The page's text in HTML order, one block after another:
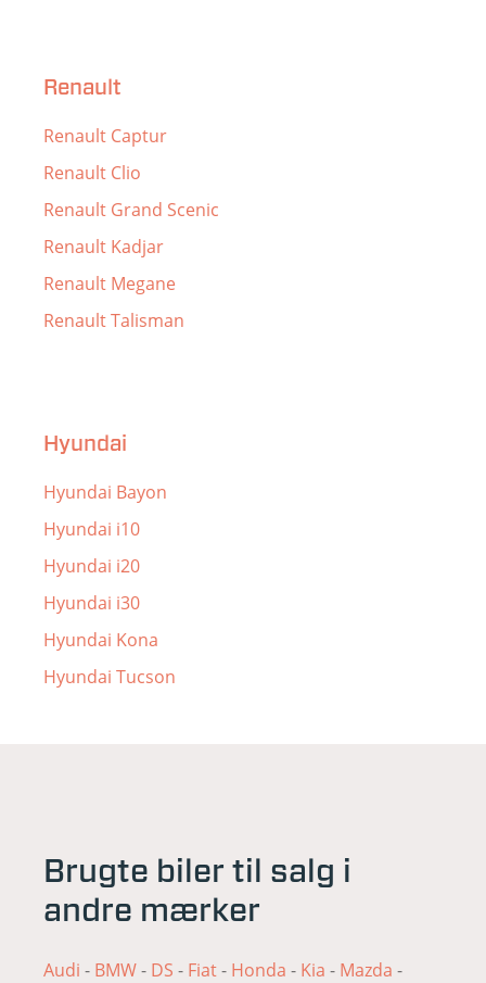
Renault
Renault Captur
Renault Clio
Renault Grand Scenic
Renault Kadjar
Renault Megane
Renault Talisman
Hyundai
Hyundai Bayon
Hyundai i10
Hyundai i20
Hyundai i30
Hyundai Kona
Hyundai Tucson
Brugte biler til salg i
andre mærker
Audi - BMW- DS - Fiat- Honda - Kia - Mazda -